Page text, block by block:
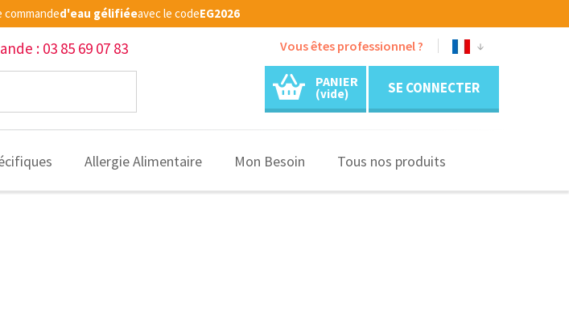
d'eau gélifiéeavec le codeEG2026
: 03 85 69 07 83 Vous êtes professionnel ?
PANIER
(vide) SE CONNECTER
Allergie Alimentaire Mon Besoin Tous nos produits